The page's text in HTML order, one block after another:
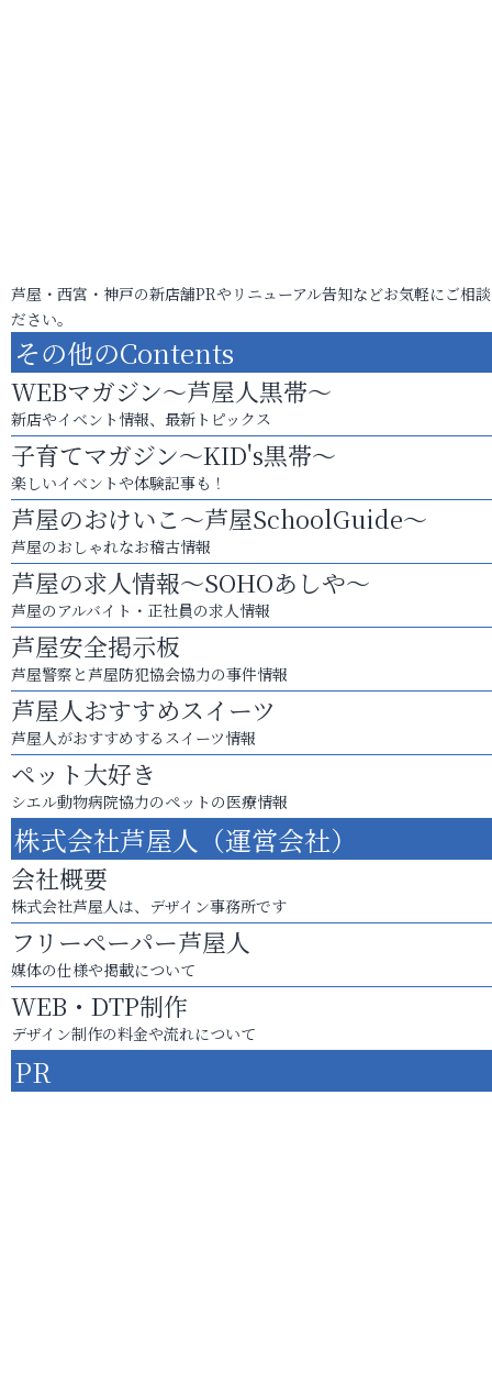
芦屋・西宮・神戸の新店舗PRやリニューアル告知などお気軽にご相
ださい。
その他のContents
WEBマガジン～芦屋人黒帯～
新店やイベント情報、最新トピックス
子育てマガジン～KID's黒帯～
楽しいイベントや体験記事も！
芦屋のおけいこ～芦屋SchoolGuide～
芦屋のおしゃれなお稽古情報
芦屋の求人情報～SOHOあしや～
芦屋のアルバイト・正社員の求人情報
芦屋安全掲示板
芦屋警察と芦屋防犯協会協力の事件情報
芦屋人おすすめスイーツ
芦屋人がおすすめするスイーツ情報
ペット大好き
シエル動物病院協力のペットの医療情報
株式会社芦屋人（運営会社）
会社概要
株式会社芦屋人は、デザイン事務所です
フリーペーパー芦屋人
媒体の仕様や掲載について
WEB・DTP制作
デザイン制作の料金や流れについて
PR